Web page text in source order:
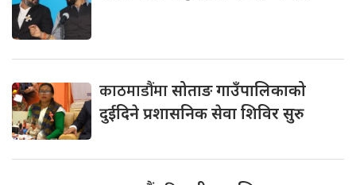
काठमाडौंमासोताङ गाउँपालिकाको
दुईदिने प्रशासनिक सेवा शिविर सुरु